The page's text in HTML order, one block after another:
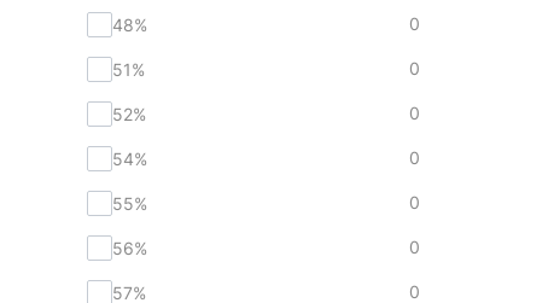
48% 0
51% 0
52% 0
54% 0
55% 0
56% 0
57% 0